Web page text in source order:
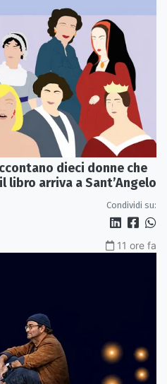
dieci donne che
arriva a Sant’Angelo
Condividi su:
11 ore fa